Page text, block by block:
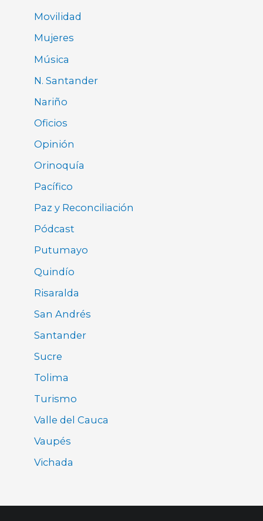
Movilidad
Mujeres
Música
N. Santander
Nariño
Oficios
Opinión
Orinoquía
Pacífico
Paz y Reconciliación
Pódcast
Putumayo
Quindío
Risaralda
San Andrés
Santander
Sucre
Tolima
Turismo
Valle del Cauca
Vaupés
Vichada